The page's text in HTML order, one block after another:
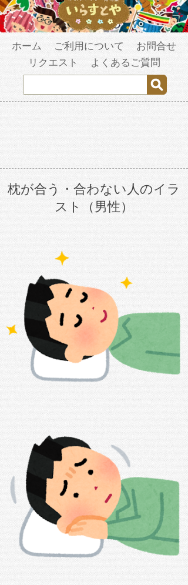
ホーム ご利用について
お問合せ
リクエスト
よくあるご質問
枕が合う・合わない人のイラ
スト（男性）